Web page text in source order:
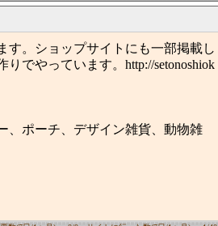
す。ショップサイトにも一部掲載し
でやっています。http://setonoshiok
、ポーチ、デザイン雑貨、動物雑